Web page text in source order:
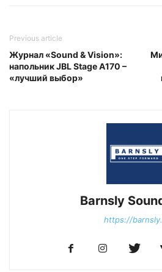
Previous article
Журнал «Sound & Vision»:
напольник JBL Stage A170 –
«лучший выбор»
Barnsly
https://